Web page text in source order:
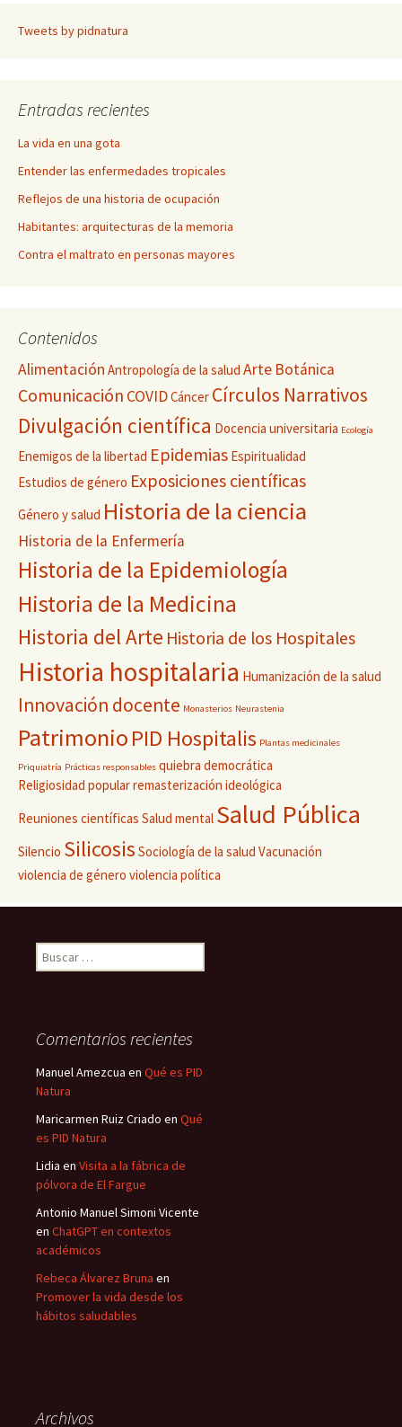
Tweets by pidnatura
Entradas recientes
La vida en una gota
Entender las enfermedades tropicales
Reflejos de una historia de ocupación
Habitantes: arquitecturas de la memoria
Contra el maltrato en personas mayores
Contenidos
Alimentación Antropología de la salud Arte Botánica
Comunicación COVIDCáncer Círculos Narrativos
Divulgación científica Docencia universitaria Ecología
Enemigos de la libertad Epidemias Espiritualidad
Estudios de género Exposiciones científicas
Género y salud Historia de la ciencia
Historia de la Enfermería
Historia de la Epidemiología
Historia de la Medicina
Historia del Arte Historia de los Hospitales
Historia hospitalaria Humanización de la salud
Innovación docente Monasterios Neurastenia
PatrimonioPID Hospitalis Plantas medicinales
Priquiatría Prácticas responsables quiebra democrática
Religiosidad popularremasterización ideológica
Reuniones científicas Salud mental Salud Pública
Silencio Silicosis Sociología de la salud Vacunación
violencia de género violencia política
Buscar:
Comentarios recientes
Manuel Amezcua en Qué es PID
Natura
Maricarmen Ruiz Criado en Qué
es PID Natura
Lidia en Visita a la fábrica de
pólvora de El Fargue
Antonio Manuel Simoni Vicente
en ChatGPT en contextos
académicos
Rebeca Álvarez Bruna en
Promover la vida desde los
hábitos saludables
Archivos